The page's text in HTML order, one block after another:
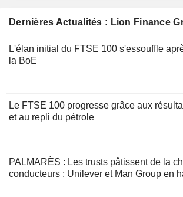
Dernières Actualités : Lion Finance
L'élan initial du FTSE 100 s'essouffle
la BoE
Le FTSE 100 progresse grâce aux
et au repli du pétrole
PALMARÈS : Les trusts pâtissent de la
conducteurs ; Unilever et Man Group en